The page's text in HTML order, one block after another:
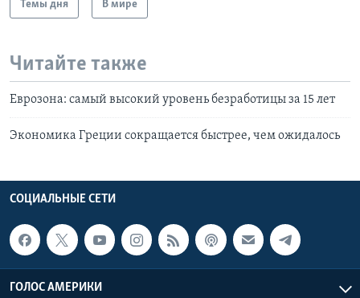
Темы дня В мире
Читайте также
Еврозона: самый высокий уровень безработицы за 15 лет
Экономика Греции сокращается быстрее, чем ожидалось
СОЦИАЛЬНЫЕ СЕТИ
ГОЛОС АМЕРИКИ